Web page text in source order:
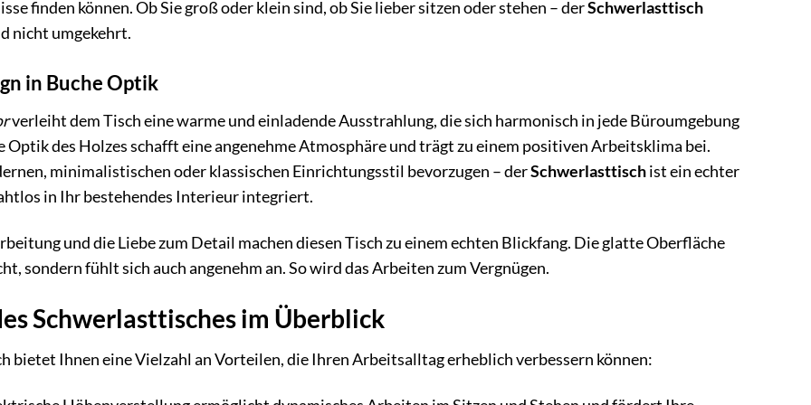
finden können. Ob Sie groß oder klein sind, ob Sie lieber sitzen oder stehen – derSchwerlasttisch
nicht umgekehrt.
in Buche Optik
verleiht dem Tisch eine warme und einladende Ausstrahlung, die sich harmonisch in jede Büroumgebung
des Holzes schafft eine angenehme Atmosphäre und trägt zu einem positiven Arbeitsklima bei.
minimalistischen oder klassischen Einrichtungsstil bevorzugen – derSchwerlasttischist ein echter
in Ihr bestehendes Interieur integriert.
und die Liebe zum Detail machen diesen Tisch zu einem echten Blickfang. Die glatte Oberfläche
sondern fühlt sich auch angenehm an. So wird das Arbeiten zum Vergnügen.
Schwerlasttisches im Überblick
bietet Ihnen eine Vielzahl an Vorteilen, die Ihren Arbeitsalltag erheblich verbessern können: